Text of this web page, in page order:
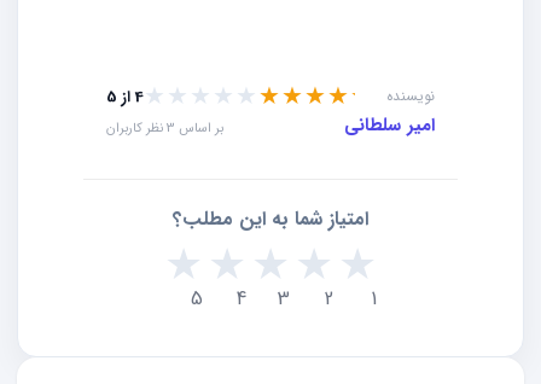
نویسنده
امیر سلطانی
★★★★★★★★★★ 4 از 5
بر اساس 3 نظر کاربران
امتیاز شما به این مطلب؟
★1
★2
★
3
★4
★
5